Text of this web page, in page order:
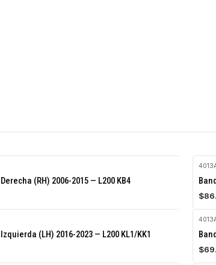
(RH) 2006-2015 — L200 KB4
-
(LH) 2016-2023 — L200 KL1/KK1
-